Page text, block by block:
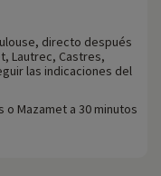
directo después
Lautrec, Castres,
las indicaciones del
Mazamet a 30 minutos